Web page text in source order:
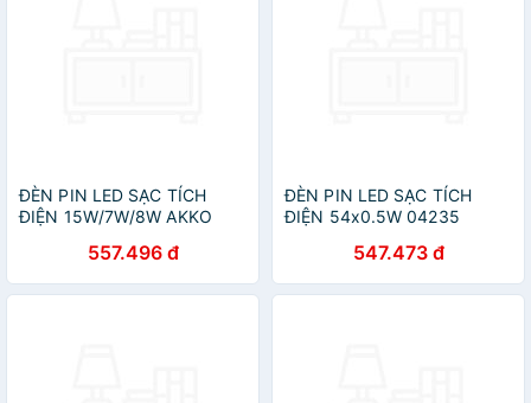
ĐÈN PIN LED SẠC TÍCH
ĐIỆN 15W/7W/8W AKKO
557.496 đ
ĐÈN PIN LED SẠC TÍCH
ĐIỆN 54x0.5W 04235
HÀNG CHÍNH HÃNG
547.473 đ